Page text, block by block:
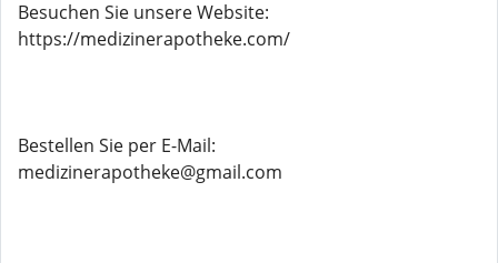
Besuchen Sie unsere Website:
https://medizinerapotheke.com/
Bestellen Sie per E-Mail:
medizinerapotheke@gmail.com